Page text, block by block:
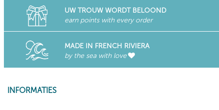
UW TROUW WORDT BELOOND
earn points with every order
MADE IN FRENCH RIVIERA
by the sea with love
INFORMATIES